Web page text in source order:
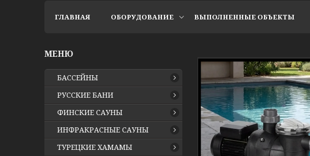
ГЛАВНАЯ ОБОРУДОВАНИЕ ВЫПОЛНЕННЫЕ ОБЪЕКТЫ
БАССЕЙНЫ
РУССКИЕ БАНИ
ФИНСКИЕ САУНЫ
ИНФРАКРАСНЫЕ САУНЫ
ТУРЕЦКИЕ ХАМАМЫ